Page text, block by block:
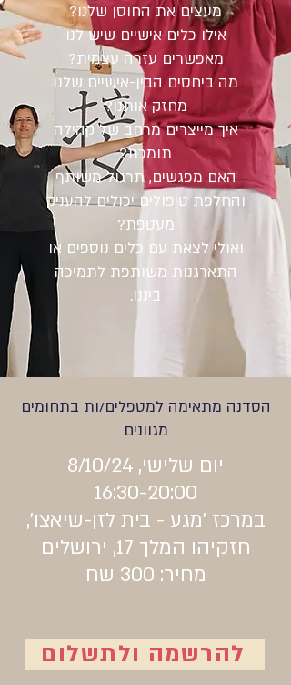
מעצים את החוסן שלנו?
אילו כלים אישיים שיש לנו
מאפשרים עזרה עצמית?
מה ביחסים הבין-אישיים שלנו
מחזק אותנו?
איך מייצרים מרחב של קהילה
תומכת?
האם מפגשים, תרגול משותף
והחלפת טיפולים יכולים להעניק
מעטפת?
ואולי לצאת עם כלים נוספים או
התארגנות משותפת לתמיכה
ביננו.
הסדנה מתאימה למטפלים/ות בתחומים
מגוונים
יום שלישי, 8/10/24
16:30-20:00
במרכז 'מגע - בית לזן-שיאצו',
חזקיהו המלך 17, ירושלים
מחיר: 300 שח
להרשמה ולתשלום